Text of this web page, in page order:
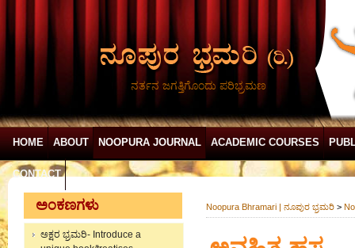
ನರ್ತನ ಜಗತ್ತಿಗೊಂದು ಪರಿಭ್ರಮಣ
HOME ABOUT NOOPURA JOURNAL ACADEMIC COURSES
CONTACT
ಅಂಕಣಗಳು
ಅಕ್ಷರ ಭ್ರಮರಿ- Introduce a
Noopura Bhramari | ನೂಪುರ ಭ್ರಮರಿ >